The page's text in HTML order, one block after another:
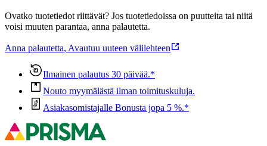
Ovatko tuotetiedot riittävät? Jos tuotetiedoissa on puutteita tai niitä
voisi muuten parantaa, anna palautetta.
Anna palautetta, Avautuu uuteen välilehteen
Ilmainen palautus 30 päivää.*
Nouto myymälästä ilman toimituskuluja.
Asiakasomistajalle Bonusta jopa 5 %.*